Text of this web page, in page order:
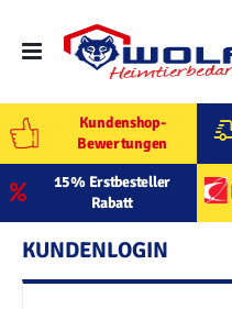
15% Erstbesteller
Rabatt
Kundenshop-
Bewertungen
KUNDENLOGIN